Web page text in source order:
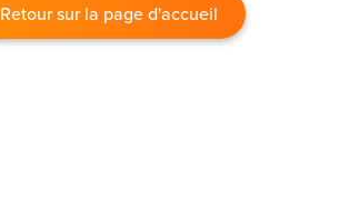
Retour sur la page d'accueil